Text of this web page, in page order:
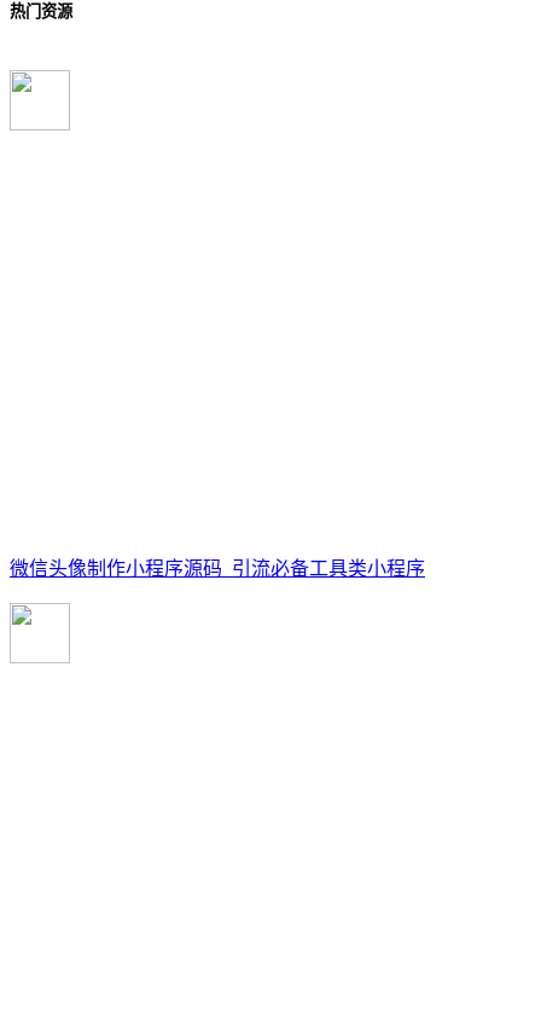
热门资源
微信头像制作小程序源码_引流必备工具类小程序